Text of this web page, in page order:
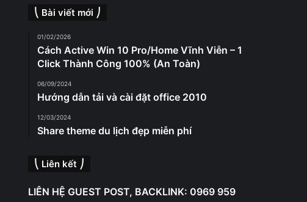
⎝ Bài viết mới ⎠
01/02/2026
Cách Active Win 10 Pro/Home Vĩnh Viễn – 1
Click Thành Công 100% (An Toàn)
06/09/2024
Hướng dẫn tải và cài đặt office 2010
12/03/2024
Share theme du lịch đẹp miễn phí
⎝ Liên kết ⎠
LIÊN HỆ GUEST POST, BACKLINK: 0969 959